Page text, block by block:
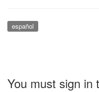
español
You must sign in